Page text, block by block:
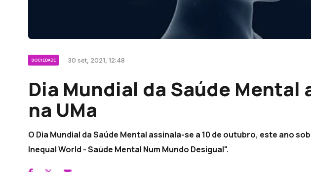
SOCIEDADE 30 set, 2021, 12:48
Dia Mundial da Saúde Mental
na UMa
O Dia Mundial da Saúde Mental assinala-se a 10 de outubro, este ano
Inequal World - Saúde Mental Num Mundo Desigual".